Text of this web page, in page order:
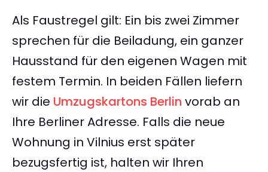
Als Faustregel gilt: Ein bis zwei Zimmer
sprechen für die Beiladung, ein ganzer
Hausstand für den eigenen Wagen mit
festem Termin. In beiden Fällen liefern
wir die Umzugskartons Berlin vorab an
Ihre Berliner Adresse. Falls die neue
Wohnung in Vilnius erst später
bezugsfertig ist, halten wir Ihren